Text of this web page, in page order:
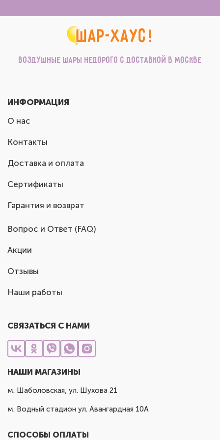
Воздушные шары недорого с доставкой в Москве
ИНФОРМАЦИЯ
О нас
Контакты
Доставка и оплата
Сертификаты
Гарантия и возврат
Вопрос и Ответ (FAQ)
Акции
Отзывы
Наши работы
СВЯЗАТЬСЯ С НАМИ
НАШИ МАГАЗИНЫ
м. Шаболовская, ул. Шухова 21
м. Водный стадион ул. Авангардная 10А
СПОСОБЫ ОПЛАТЫ